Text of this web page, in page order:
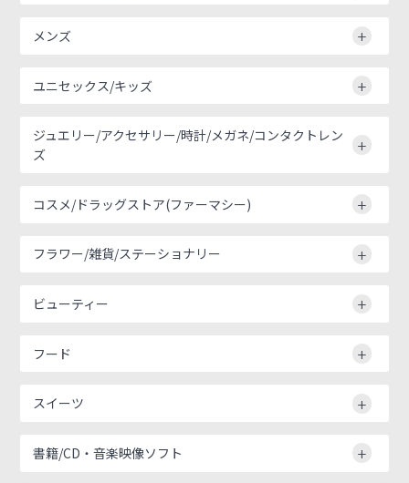
メンズ
ユニセックス/キッズ
ジュエリー/アクセサリー/時計/メガネ/コンタクトレン
ズ
コスメ/ドラッグストア(ファーマシー)
フラワー/雑貨/ステーショナリー
ビューティー
フード
スイーツ
書籍/CD・音楽映像ソフト